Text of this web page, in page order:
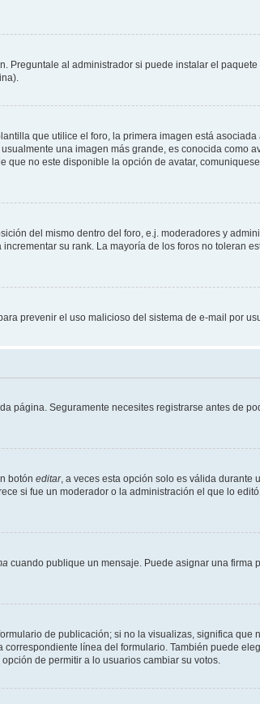
al administrador si puede instalar el
que utilice el foro, la primera imagen está
una imagen más grande, es conocida como
no este disponible la opción de avatar,
del mismo dentro del foro, e.j. moderadores y
su rank. La mayoría de los foros no toleran
prevenir el uso malicioso del sistema de e-mail por
página. Seguramente necesites registrarse antes de
botón editar, a veces esta opción solo es válida durante
si fue un moderador o la administración el que lo
cuando publique un mensaje. Puede asignar una firma
de publicación; si no la visualizas, significa que
línea del formulario. También puede
de permitir a lo usuarios cambiar su votos.